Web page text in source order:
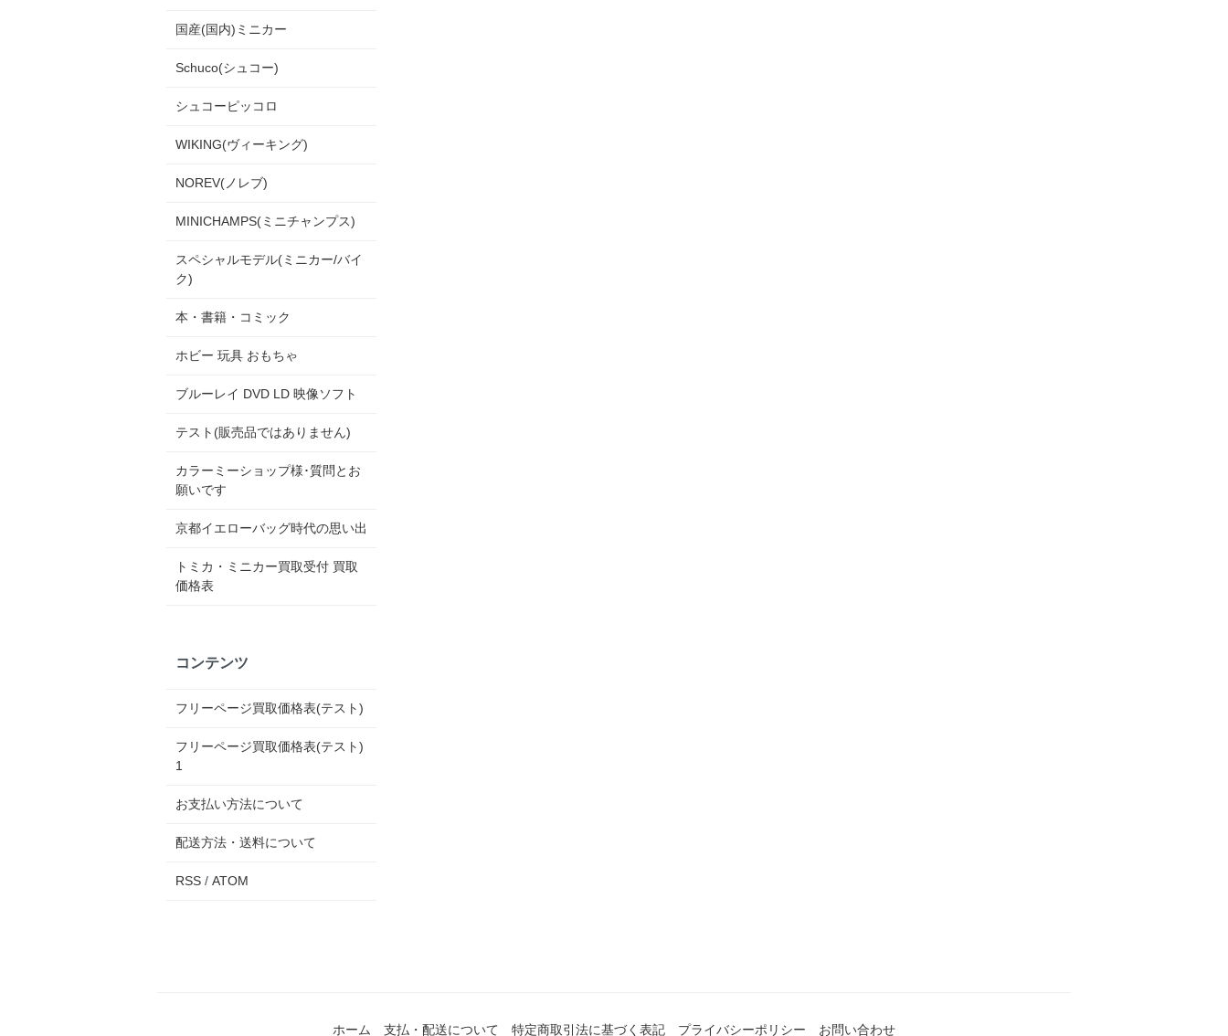
国産(国内)ミニカー
Schuco(シュコー)
シュコーピッコロ
WIKING(ヴィーキング)
NOREV(ノレブ)
MINICHAMPS(ミニチャンプス)
スペシャルモデル(ミニカー/バイ
ク)
本・書籍・コミック
ホビー 玩具 おもちゃ
ブルーレイ DVD LD 映像ソフト
テスト(販売品ではありません)
カラーミーショップ様･質問とお
願いです
京都イエローバッグ時代の思い出
トミカ・ミニカー買取受付 買取
価格表
コンテンツ
フリーページ買取価格表(テスト)
フリーページ買取価格表(テスト)
1
お支払い方法について
配送方法・送料について
RSS / ATOM
ホーム 支払・配送について 特定商取引法に基づく表記 プライバシーポリシー お問い合わせ